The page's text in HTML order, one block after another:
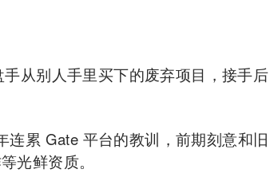
从别人手里买下的废弃项目，接手后
连累 Gate 平台的教训，前期刻意和旧
光鲜资质。